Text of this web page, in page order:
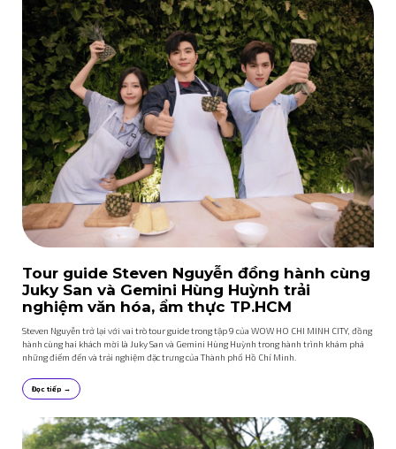
Tour guide Steven Nguyễn đồng hành cùng
Juky San và Gemini Hùng Huỳnh trải
nghiệm văn hóa, ẩm thực TP.HCM
Steven Nguyễn trở lại với vai trò tour guide trong tập 9 của WOW HO CHI MINH CITY, đồng
hành cùng hai khách mời là Juky San và Gemini Hùng Huỳnh trong hành trình khám phá
những điểm đến và trải nghiệm đặc trưng của Thành phố Hồ Chí Minh.
Đọc tiếp →